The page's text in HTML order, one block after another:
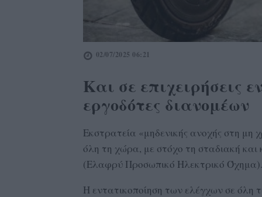
02/07/2025 06:21
Και σε επιχειρήσεις
εργοδότες διανομέων
Εκστρατεία «μηδενικής ανοχής στη μη
όλη τη χώρα, με στόχο τη σταδιακή
(Ελαφρύ Προσωπικό Ηλεκτρικό Όχημα).
Η εντατικοποίηση των ελέγχων σε όλη